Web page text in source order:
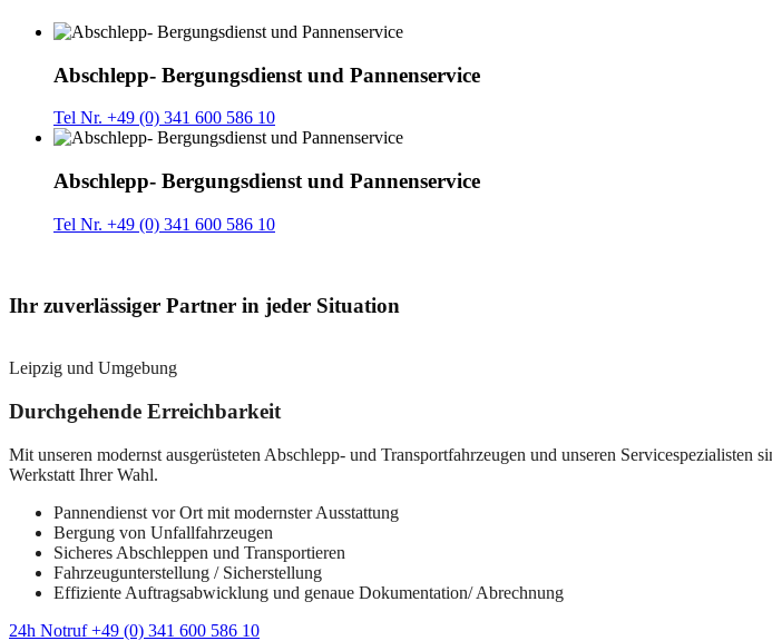
Abschlepp- Bergungsdienst und Pannenservice
Tel Nr. +49 (0) 341 600 586 10
Abschlepp- Bergungsdienst und Pannenservice
Tel Nr. +49 (0) 341 600 586 10
Ihr zuverlässiger Partner in jeder Situation
Leipzig und Umgebung
Durchgehende Erreichbarkeit
Mit unseren modernst ausgerüsteten Abschlepp- und Transportfahrzeugen und unseren
Werkstatt Ihrer Wahl.
Pannendienst vor Ort mit modernster Ausstattung
Bergung von Unfallfahrzeugen
Sicheres Abschleppen und Transportieren
Fahrzeugunterstellung / Sicherstellung
Effiziente Auftragsabwicklung und genaue Dokumentation/ Abrechnung
24h Notruf +49 (0) 341 600 586 10